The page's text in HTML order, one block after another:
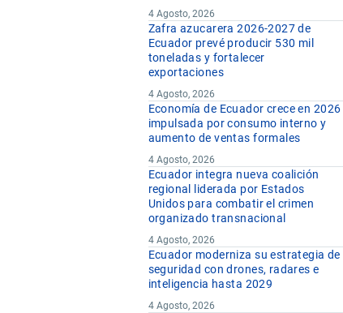
4 Agosto, 2026
Zafra azucarera 2026-2027 de
Ecuador prevé producir 530 mil
toneladas y fortalecer
exportaciones
4 Agosto, 2026
Economía de Ecuador crece en 2026
impulsada por consumo interno y
aumento de ventas formales
4 Agosto, 2026
Ecuador integra nueva coalición
regional liderada por Estados
Unidos para combatir el crimen
organizado transnacional
4 Agosto, 2026
Ecuador moderniza su estrategia de
seguridad con drones, radares e
inteligencia hasta 2029
4 Agosto, 2026